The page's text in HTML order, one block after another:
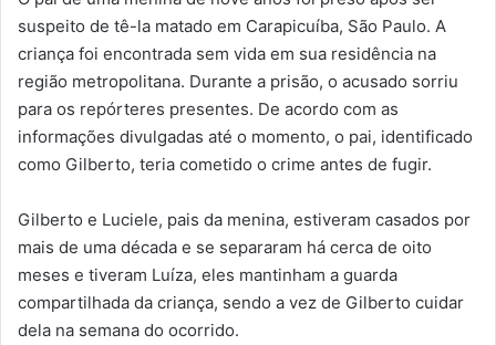
suspeito de tê-la matado em Carapicuíba, São Paulo. A
criança foi encontrada sem vida em sua residência na
região metropolitana. Durante a prisão, o acusado sorriu
para os repórteres presentes. De acordo com as
informações divulgadas até o momento, o pai, identificado
como Gilberto, teria cometido o crime antes de fugir.
Gilberto e Luciele, pais da menina, estiveram casados por
mais de uma década e se separaram há cerca de oito
meses e tiveram Luíza, eles mantinham a guarda
compartilhada da criança, sendo a vez de Gilberto cuidar
dela na semana do ocorrido.